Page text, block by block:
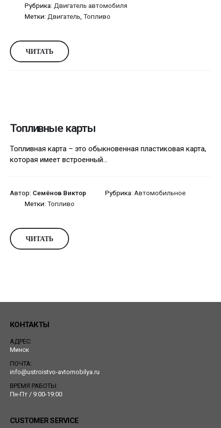
Рубрика: Двигатель автомобиля
Метки: Двигатель Топливо
ЧИТАТЬ
Топливные карты
Топливная карта – это обыкновенная пластиковая карта,
которая имеет встроенный...
Автор: Семёнов Виктор Рубрика: Автомобильное
Метки: Топливо
ЧИТАТЬ
КОНТАКТЫ
АДРЕС:
Минск
ПОЧТА:
info@ustroistvo-avtomobilya.ru
ВРЕМЯ РАБОТЫ:
Пн-Пт / 9:00-19:00
CUSTOMER SERVICE